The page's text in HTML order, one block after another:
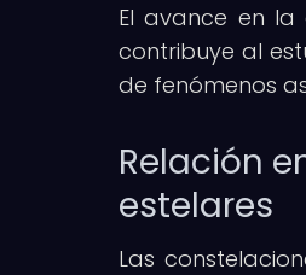
El avance en
contribuye al
de fenómenos
Relación
estelares
Las